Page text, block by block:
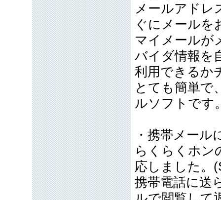
メールアドレ
ぐにメールを
マイメールが
バイダ情報を
利用できるか
とても簡単で
ルソフトです
・携帯メール
らくらくホン
応しました。
携帯電話に送